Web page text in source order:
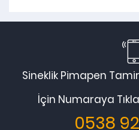
Sineklik Pimapen
İçin Numaraya
0538